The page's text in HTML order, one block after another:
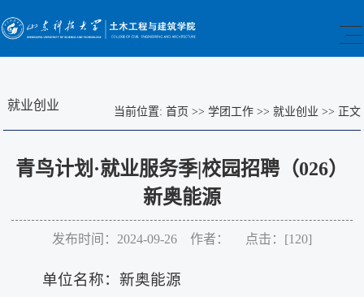
就业创业 当前位置: 首页 >> 学团工作>> 就业创业 >> 正文
青鸟计划·就业服务季|校园招聘（026）
新奥能源
发布时间：2024-09-26 作者： 点击：[120]
单位名称：新奥能源